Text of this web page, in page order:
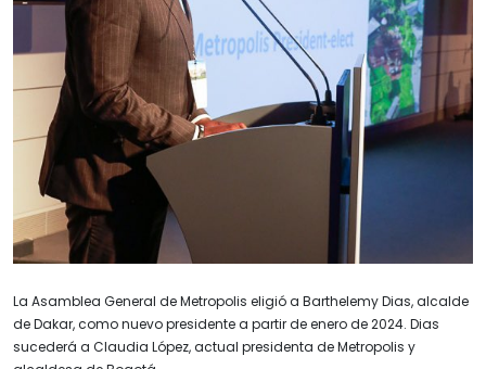
La Asamblea General de Metropolis eligió a Barthelemy Dias, alcalde
de Dakar, como nuevo presidente a partir de enero de 2024. Dias
sucederá a Claudia López, actual presidenta de Metropolis y